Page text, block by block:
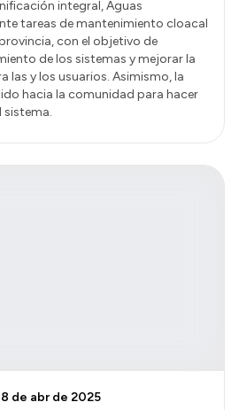
integral, Aguas
tareas de mantenimiento cloacal
con el objetivo de
de los sistemas y mejorar la
las y los usuarios. Asimismo, la
hacia la comunidad para hacer
sistema.
8 de abr de 2025